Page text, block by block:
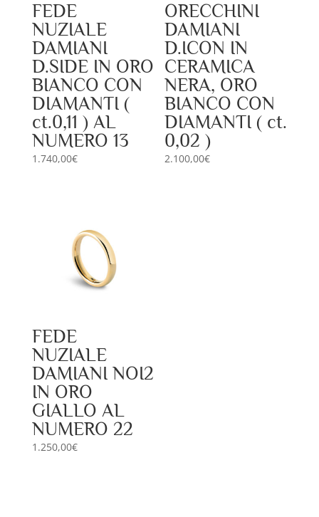
FEDE
NUZIALE
DAMIANI
D.SIDE IN ORO
BIANCO CON
DIAMANTI (
ct.0,11 ) AL
NUMERO 13
1.740,00€
ORECCHINI
DAMIANI
D.ICON IN
CERAMICA
NERA, ORO
BIANCO CON
DIAMANTI ( ct.
0,02 )
2.100,00€
FEDE
NUZIALE
DAMIANI NOI2
IN ORO
GIALLO AL
NUMERO 22
1.250,00€